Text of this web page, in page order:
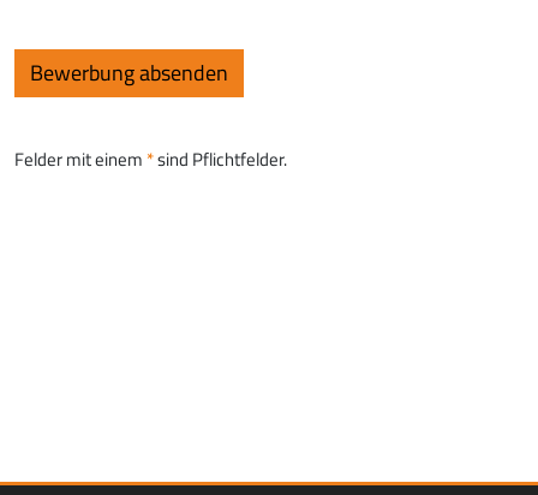
Felder mit einem sind Pflichtfelder.